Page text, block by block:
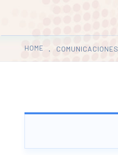
HOME COMUNICACIONES